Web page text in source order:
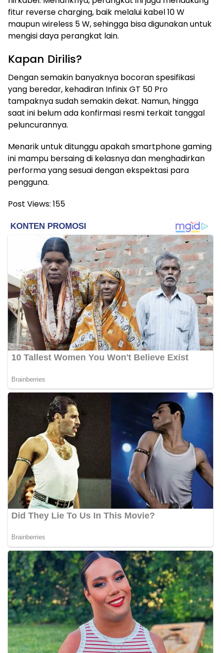
fitur reverse charging, baik melalui kabel 10 W
maupun wireless 5 W, sehingga bisa digunakan untuk
mengisi daya perangkat lain.
Kapan Dirilis?
Dengan semakin banyaknya bocoran spesifikasi
yang beredar, kehadiran Infinix GT 50 Pro
tampaknya sudah semakin dekat. Namun, hingga
saat ini belum ada konfirmasi resmi terkait tanggal
peluncurannya.
Menarik untuk ditunggu apakah smartphone gaming
ini mampu bersaing di kelasnya dan menghadirkan
performa yang sesuai dengan ekspektasi para
pengguna.
Post Views: 155